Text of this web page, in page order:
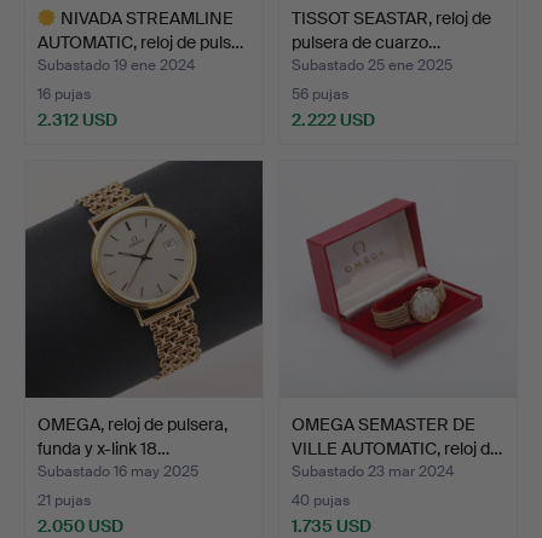
NIVADA STREAMLINE
AUTOMATIC, reloj de puls…
Subastado 19 ene 2024
16 pujas
2.312 USD
seleccionado
TISSOT SEASTAR, reloj de
pulsera de cuarzo…
Subastado 25 ene 2025
56 pujas
2.222 USD
OMEGA, reloj de pulsera,
funda y x-link 18…
Subastado 16 may 2025
21 pujas
2.050 USD
OMEGA SEMASTER DE
VILLE AUTOMATIC, reloj d…
Subastado 23 mar 2024
40 pujas
1.735 USD